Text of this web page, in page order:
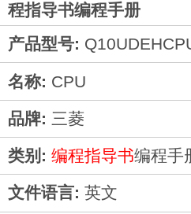
程指导书编程手册
产品型号:
名称: CPU
品牌: 三菱
类别: 编程指导书编程手
文件语言: 英文